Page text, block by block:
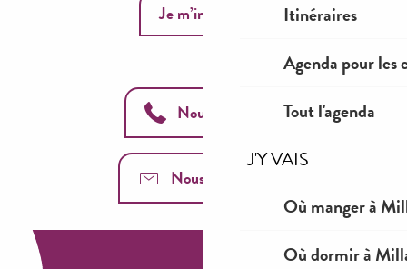
Itinéraires
Agenda pour les
Tout l'agenda
J'Y VAIS
Où manger à
Où dormir à
Je m’inscris
Nous appeler
Nous contacter